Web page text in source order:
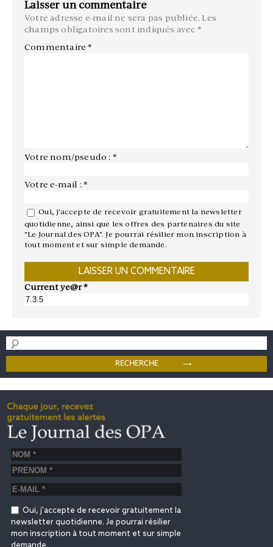
Laisser un commentaire
Votre adresse e-mail ne sera pas publiée. Les
champs obligatoires sont indiqués avec *
Commentaire*
Votre nom/pseudo : *
Votre e-mail : *
Oui, j'accepte de recevoir gratuitement la newsletter
quotidienne, ainsi que les offres des partenaires du site
"Le Journal des OPA". Je pourrai résilier mon inscription à
tout moment et sur simple demande.
Current ye@r*
Oui, j'accepte de recevoir gratuitement la
newsletter quotidienne. Je pourrai résilier
mon inscription à tout moment et sur simple